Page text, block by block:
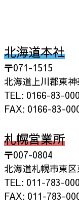
北海道本社
〒071-1515
北海道上川郡東
TEL: 0166-83-
FAX: 0166-83-
札幌営業所
〒007-0804
北海道札幌市東
TEL: 011-783-
FAX: 011-783-